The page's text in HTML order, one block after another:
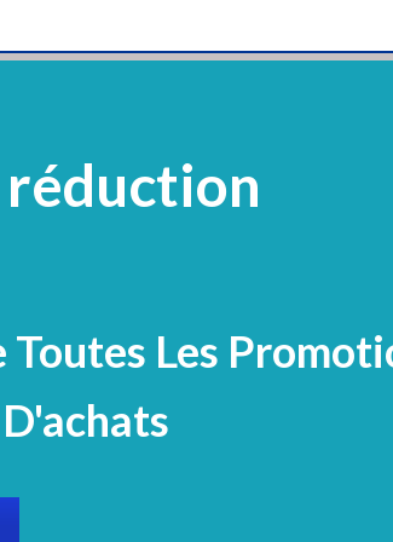
réduction
Les
Mobilier Réactifs Et Colorants
Electrocardiogramme
Accueil Equipements